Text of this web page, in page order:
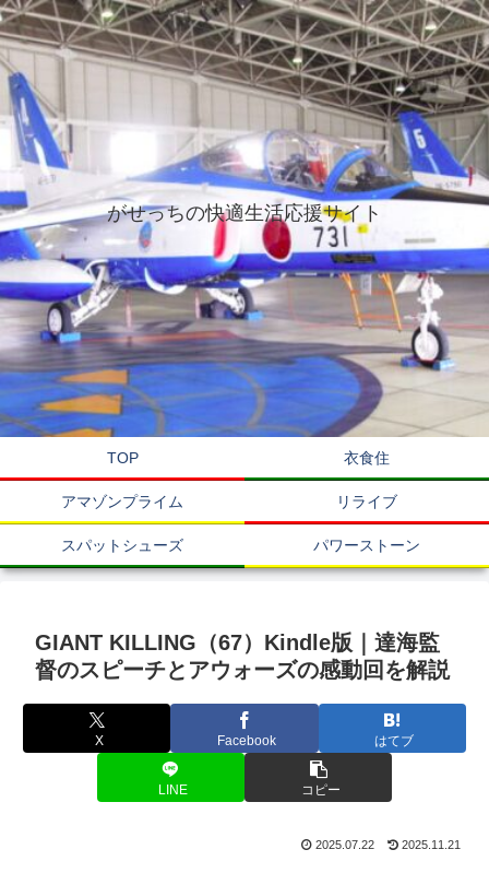
がせっちの快適生活応援サイト
TOP 衣食住
アマゾンプライム リライブ
スパットシューズ パワーストーン
GIANT KILLING（67）Kindle版｜達海監
督のスピーチとアウォーズの感動回を解説
X Facebook はてブ
LINE コピー
2025.07.22 2025.11.21